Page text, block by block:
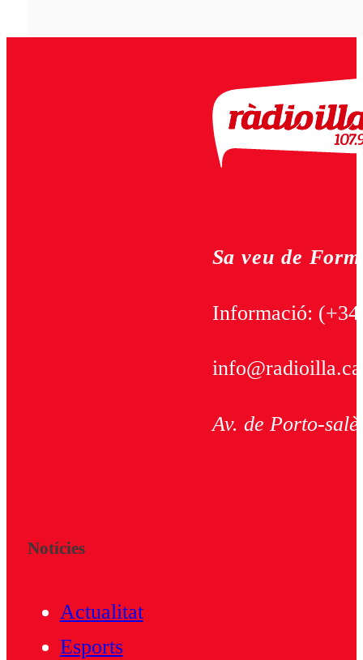
Sa veu de
Informació:
Av. de Porto-
Notícies
Actualitat
Esports